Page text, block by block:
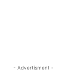
- Advertisment -